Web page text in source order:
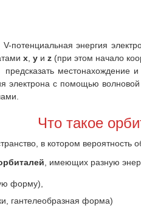
потенциальная энергия
x y и z (при этом начало
местонахождение
электрона с помощью
Что такое
в котором вероятность
, имеющих разную
форму),
гантелеобразная форма)